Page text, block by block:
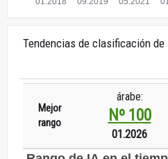
Tendencias de clasificación de
Mejor
rango
árabe:
Nº 100
01.2026